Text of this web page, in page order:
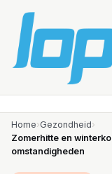
Home
Afvallen
Home›Gezondheid›
Zomerhitte en
omstandigheden